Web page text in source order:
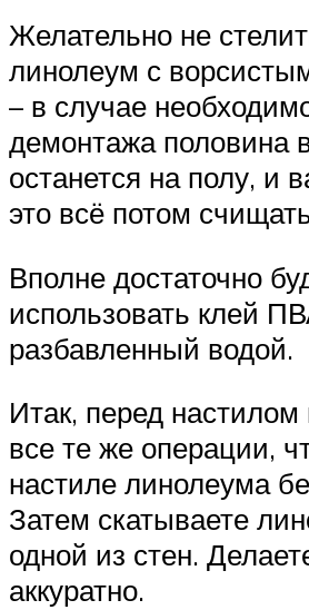
Желательно не
линолеум с
– в случае
демонтажа половина
останется на полу, и
это всё потом
Вполне достаточно
использовать клей
разбавленный водой.
Итак, перед настилом
все те же операции,
настиле линолеума
Затем скатываете
одной из стен.
аккуратно.